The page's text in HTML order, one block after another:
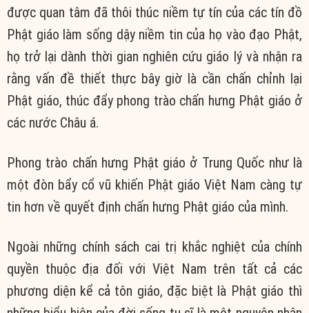
được quan tâm đã thôi thúc niềm tự tín của các tín đồ
Phật giáo làm sống dậy niềm tin của họ vào đạo Phật,
họ trở lại dành thời gian nghiên cứu giáo lý và nhận ra
rằng vấn đề thiết thực bây giờ là cần chấn chỉnh lại
Phật giáo, thúc đẩy phong trào chấn hưng Phật giáo ở
các nước Châu á.
Phong trào chấn hưng Phật giáo ở Trung Quốc như là
một đòn bẩy cổ vũ khiến Phật giáo Việt Nam càng tự
tin hơn về quyết định chấn hưng Phật giáo của mình.
Ngoài những chính sách cai trị khắc nghiệt của chính
quyền thuộc địa đối với Việt Nam trên tất cả các
phương diện kể cả tôn giáo, đặc biệt là Phật giáo thì